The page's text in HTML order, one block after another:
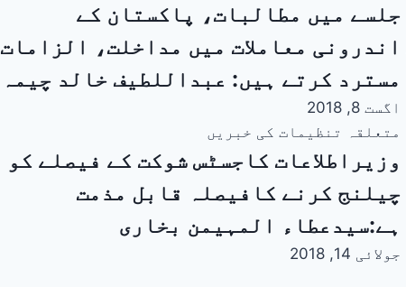
جلسے میں مطالبات، پاکستان کے
اندرونی معاملات میں مداخلت، الزامات
مسترد کرتے ہیں: عبداللطیف خالد چیمہ
اگست 8, 2018
متعلقہ تنظیمات کی خبریں
وزیراطلاعات کاجسٹس شوکت کے فیصلے کو
چیلنج کرنے کافیصلہ قابل مذمت
ہے:سیدعطاء المہیمن بخاری
جولائی 14, 2018